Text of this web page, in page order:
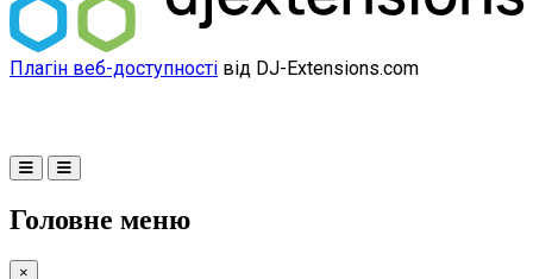
Плагін веб-доступності від DJ-Extensions.com
Головне меню
×